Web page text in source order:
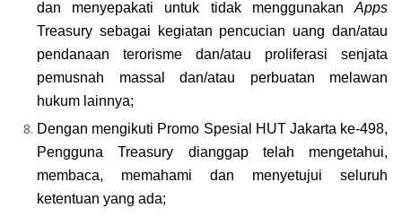
dan menyepakati untuk tidak menggunakan
Treasury sebagai kegiatan pencucian uang dan/atau
pendanaan terorisme dan/atau proliferasi senjata
pemusnah massal dan/atau perbuatan melawan
hukum lainnya;
Dengan mengikuti Promo Spesial HUT Jakarta ke-498,
Pengguna Treasury dianggap telah mengetahui,
membaca, memahami dan menyetujui seluruh
ketentuan yang ada;